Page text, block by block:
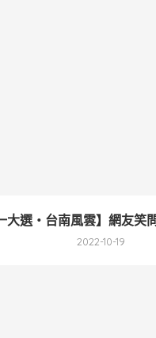
大選・台南風雲】網友笑
2022-10-19